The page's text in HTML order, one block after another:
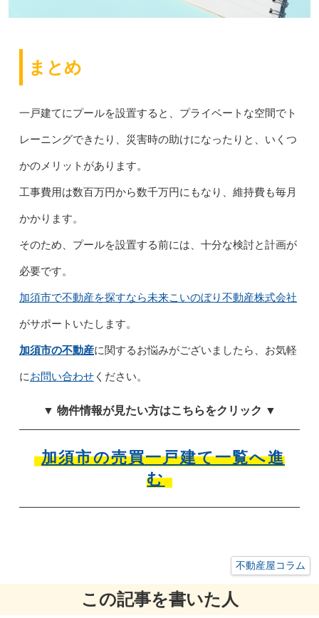
まとめ
一戸建てにプールを設置すると、プライベートな空間でト
レーニングできたり、災害時の助けになったりと、いくつ
かのメリットがあります。
工事費用は数百万円から数千万円にもなり、維持費も毎月
かかります。
そのため、プールを設置する前には、十分な検討と計画が
必要です。
加須市で不動産を探すなら未来こいのぼり不動産株式会社
がサポートいたします。
加須市の不動産に関するお悩みがございましたら、お気軽
にお問い合わせください。
▼ 物件情報が見たい方はこちらをクリック ▼
加須市の売買一戸建て一覧へ進
む
不動産屋コラム
この記事を書いた人